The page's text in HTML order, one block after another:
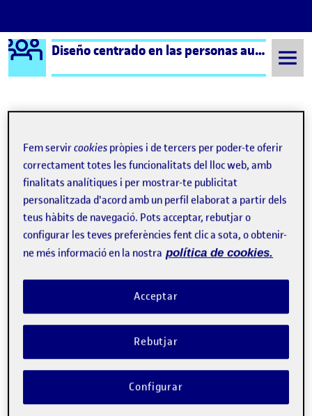
Saltar al contingut
Logo Ágora Diseño centrado en las personas aula 4
28 Setembre, 2022
PEC 1: Diseño Universal
Fem servircookies pròpies i de tercers per poder-te oferir
correctament totes les funcionalitats del lloc web, amb
finalitats analítiques i per mostrar-te publicitat
personalitzada d'acord amb un perfil elaborat a partir dels
teus hàbits de navegació. Pots acceptar, rebutjar o
configurar les teves preferències fent clic a sota, o obtenir-
ne més informació en la nostra política de cookies.
Rebutjar
Acceptar
Configurar